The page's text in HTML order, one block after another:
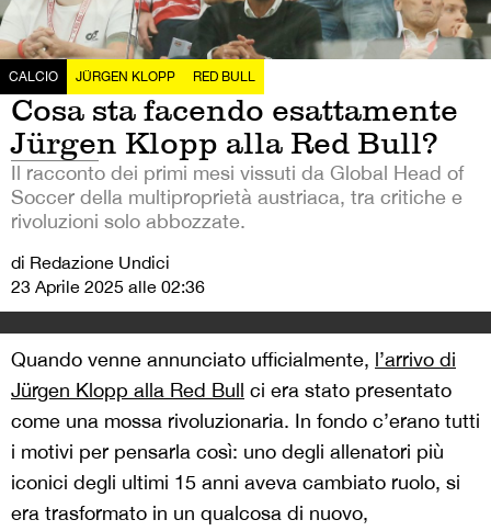
CALCIO JÜRGEN KLOPP RED BULL
Cosa sta facendo esattamente
Jürgen Klopp alla Red Bull?
Il racconto dei primi mesi vissuti da Global Head of
Soccer della multiproprietà austriaca, tra critiche e
rivoluzioni solo abbozzate.
di Redazione Undici
23 Aprile 2025 alle 02:36
Quando venne annunciato ufficialmente, l’arrivo di
Jürgen Klopp alla Red Bull ci era stato presentato
come una mossa rivoluzionaria. In fondo c’erano tutti
i motivi per pensarla così: uno degli allenatori più
iconici degli ultimi 15 anni aveva cambiato ruolo, si
era trasformato in un qualcosa di nuovo,